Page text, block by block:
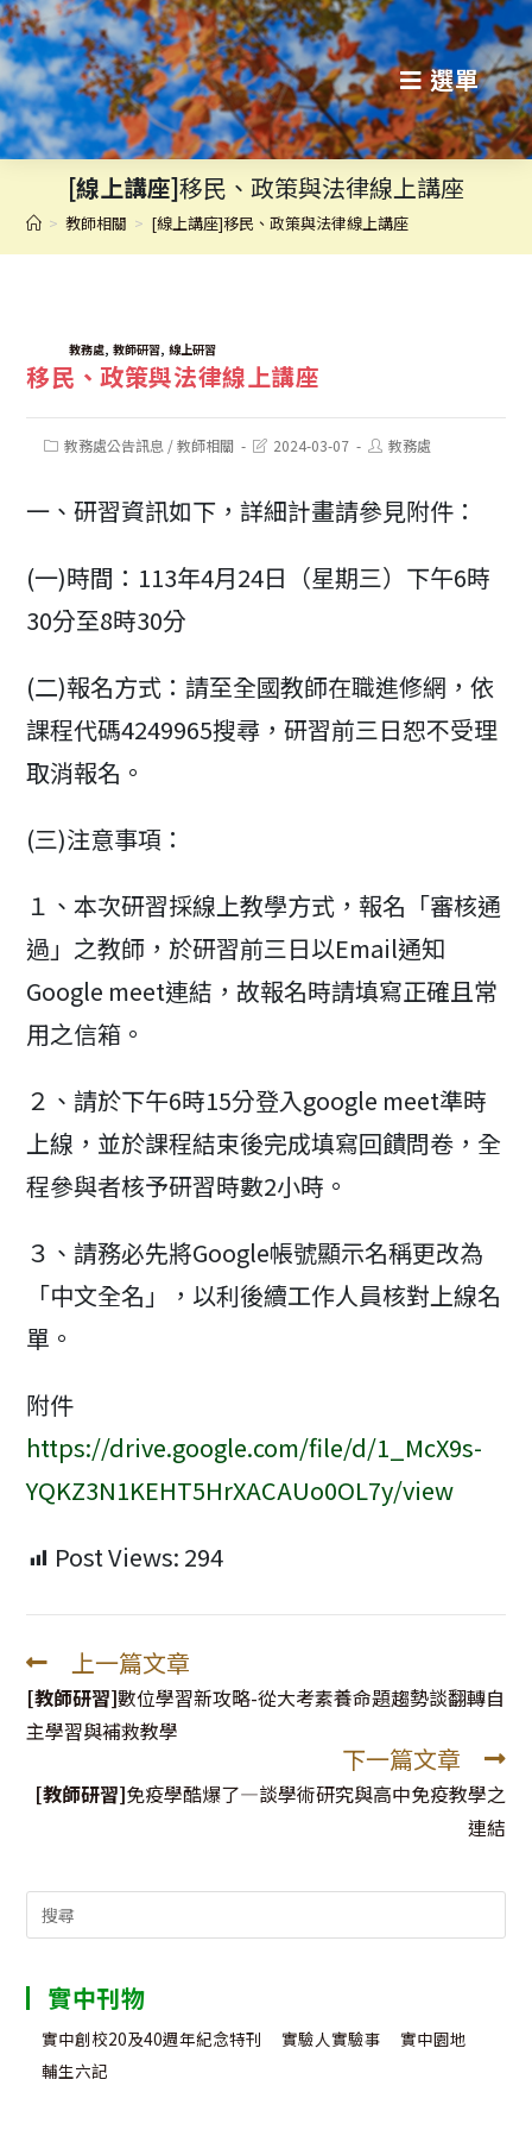
跳
轉
至
主
選單
[線上講座]移民、政策與法律線上講座
> 教師相關 > [線上講座]移民、政策與法律線上講座
TAGS:教務處, 教師研習, 線上研習
移民、政策與法律線上講座
Post教務處公告訊息 / 教師相關
Post2024-03-07
Post教務處
一、研習資訊如下，詳細計畫請參見附件：
(一)時間：113年4月24日（星期三）下午6時
30分至8時30分
(二)報名方式：請至全國教師在職進修網，依
課程代碼4249965搜尋，研習前三日恕不受理
取消報名。
(三)注意事項：
１、本次研習採線上教學方式，報名「審核通
過」之教師，於研習前三日以Email通知
Google meet連結，故報名時請填寫正確且常
用之信箱。
２、請於下午6時15分登入google meet準時
上線，並於課程結束後完成填寫回饋問卷，全
程參與者核予研習時數2小時。
３、請務必先將Google帳號顯示名稱更改為
「中文全名」，以利後續工作人員核對上線名
單。
附件
https://drive.google.com/file/d/1_McX9s-
YQKZ3N1KEHT5HrXACAUo0OL7y/view
Post Views: 294
Read
more
articles
上一篇文章
[教師研習]數位學習新攻略-從大考素養命題趨勢談翻轉自
主學習與補救教學
下一篇文章
[教師研習]免疫學酷爆了—談學術研究與高中免疫教學之
連結
Search
for:
實中刊物
實中創校20及40週年紀念特刊 實驗人實驗事
實中園地
輔生六記